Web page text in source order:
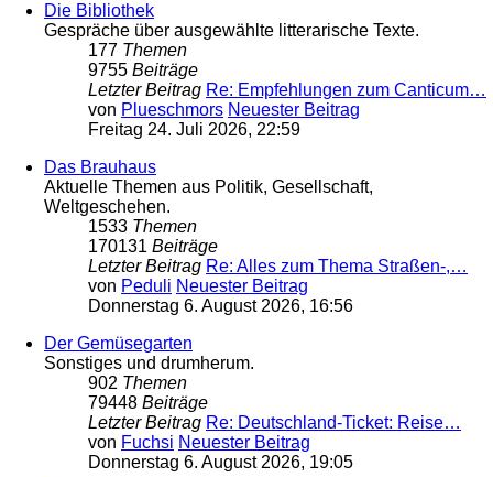
Die Bibliothek
Gespräche über ausgewählte litterarische Texte.
177 Themen
9755 Beiträge
Letzter Beitrag Re: Empfehlungen zum Canticum…
von Plueschmors Neuester Beitrag
Freitag 24. Juli 2026, 22:59
Das Brauhaus
Aktuelle Themen aus Politik, Gesellschaft,
Weltgeschehen.
1533 Themen
170131 Beiträge
Letzter Beitrag Re: Alles zum Thema Straßen-,…
von Peduli Neuester Beitrag
Donnerstag 6. August 2026, 16:56
Der Gemüsegarten
Sonstiges und drumherum.
902 Themen
79448 Beiträge
Letzter Beitrag Re: Deutschland-Ticket: Reise…
von Fuchsi Neuester Beitrag
Donnerstag 6. August 2026, 19:05